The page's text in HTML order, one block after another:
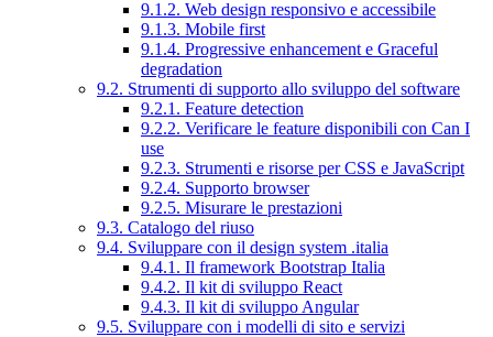
9.1.2. Web design responsivo e accessibile
9.1.3. Mobile first
9.1.4. Progressive enhancement e Graceful
degradation
9.2. Strumenti di supporto allo sviluppo del software
9.2.1. Feature detection
9.2.2. Verificare le feature disponibili con Can I
use
9.2.3. Strumenti e risorse per CSS e JavaScript
9.2.4. Supporto browser
9.2.5. Misurare le prestazioni
9.3. Catalogo del riuso
9.4. Sviluppare con il design system .italia
9.4.1. Il framework Bootstrap Italia
9.4.2. Il kit di sviluppo React
9.4.3. Il kit di sviluppo Angular
9.5. Sviluppare con i modelli di sito e servizi